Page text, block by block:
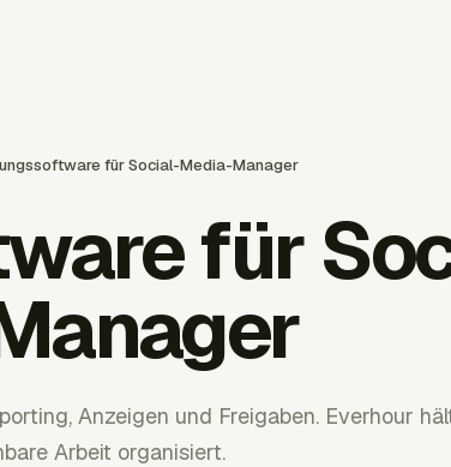
für Social-Media-Manager
für
Anzeigen und Freigaben. Everhour
Arbeit organisiert.